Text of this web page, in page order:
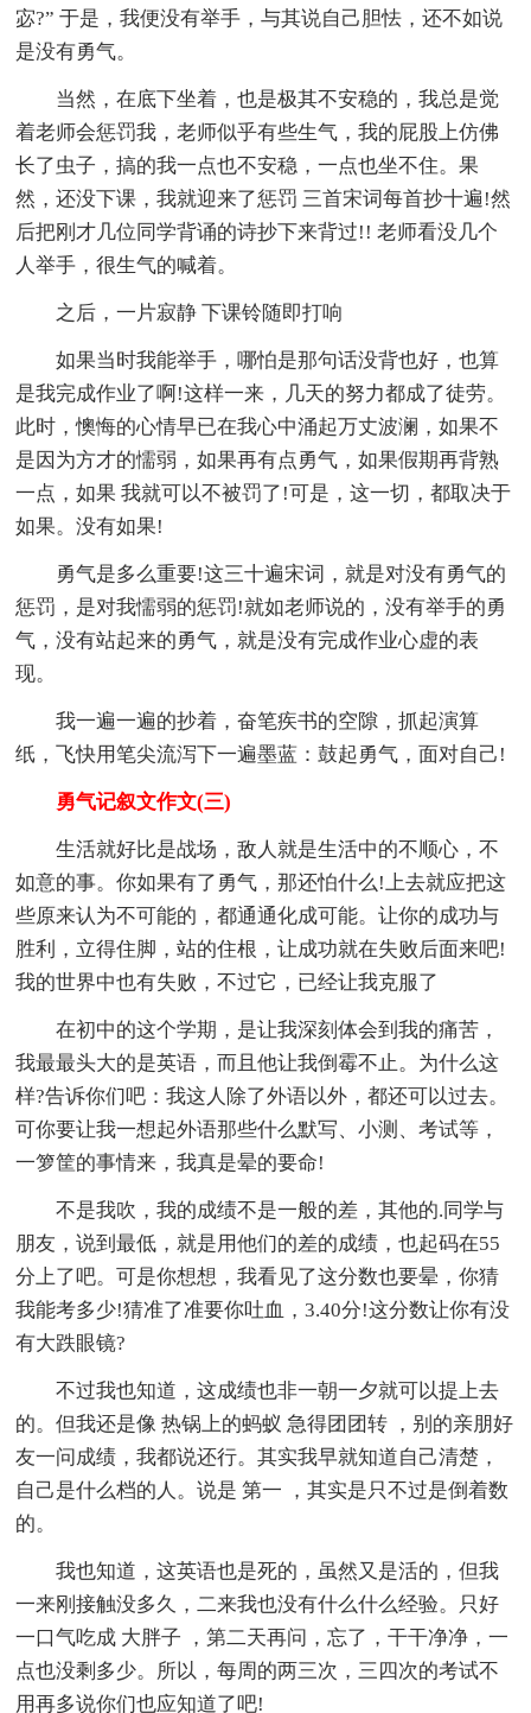
宓?” 于是，我便没有举手，与其说自己胆怯，还不如说
是没有勇气。
当然，在底下坐着，也是极其不安稳的，我总是觉
着老师会惩罚我，老师似乎有些生气，我的屁股上仿佛
长了虫子，搞的我一点也不安稳，一点也坐不住。果
然，还没下课，我就迎来了惩罚 三首宋词每首抄十遍!然
后把刚才几位同学背诵的诗抄下来背过!! 老师看没几个
人举手，很生气的喊着。
之后，一片寂静 下课铃随即打响
如果当时我能举手，哪怕是那句话没背也好，也算
是我完成作业了啊!这样一来，几天的努力都成了徒劳。
此时，懊悔的心情早已在我心中涌起万丈波澜，如果不
是因为方才的懦弱，如果再有点勇气，如果假期再背熟
一点，如果 我就可以不被罚了!可是，这一切，都取决于
如果。没有如果!
勇气是多么重要!这三十遍宋词，就是对没有勇气的
惩罚，是对我懦弱的惩罚!就如老师说的，没有举手的勇
气，没有站起来的勇气，就是没有完成作业心虚的表
现。
我一遍一遍的抄着，奋笔疾书的空隙，抓起演算
纸，飞快用笔尖流泻下一遍墨蓝：鼓起勇气，面对自己!
勇气记叙文作文(三)
生活就好比是战场，敌人就是生活中的不顺心，不
如意的事。你如果有了勇气，那还怕什么!上去就应把这
些原来认为不可能的，都通通化成可能。让你的成功与
胜利，立得住脚，站的住根，让成功就在失败后面来吧!
我的世界中也有失败，不过它，已经让我克服了
在初中的这个学期，是让我深刻体会到我的痛苦，
我最最头大的是英语，而且他让我倒霉不止。为什么这
样?告诉你们吧：我这人除了外语以外，都还可以过去。
可你要让我一想起外语那些什么默写、小测、考试等，
一箩筐的事情来，我真是晕的要命!
不是我吹，我的成绩不是一般的差，其他的.同学与
朋友，说到最低，就是用他们的差的成绩，也起码在55
分上了吧。可是你想想，我看见了这分数也要晕，你猜
我能考多少!猜准了准要你吐血，3.40分!这分数让你有没
有大跌眼镜?
不过我也知道，这成绩也非一朝一夕就可以提上去
的。但我还是像 热锅上的蚂蚁 急得团团转 ，别的亲朋好
友一问成绩，我都说还行。其实我早就知道自己清楚，
自己是什么档的人。说是 第一 ，其实是只不过是倒着数
的。
我也知道，这英语也是死的，虽然又是活的，但我
一来刚接触没多久，二来我也没有什么什么经验。只好
一口气吃成 大胖子 ，第二天再问，忘了，干干净净，一
点也没剩多少。所以，每周的两三次，三四次的考试不
用再多说你们也应知道了吧!